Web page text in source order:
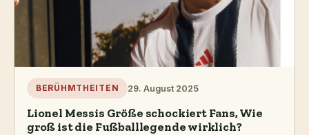
BERÜHMTHEITEN 29. August 2025
Lionel Messis Größe schockiert Fans, Wie
groß ist die Fußballlegende wirklich?